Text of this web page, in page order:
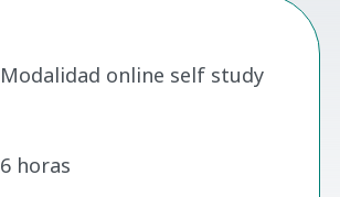
Modalidad online self study
6 horas